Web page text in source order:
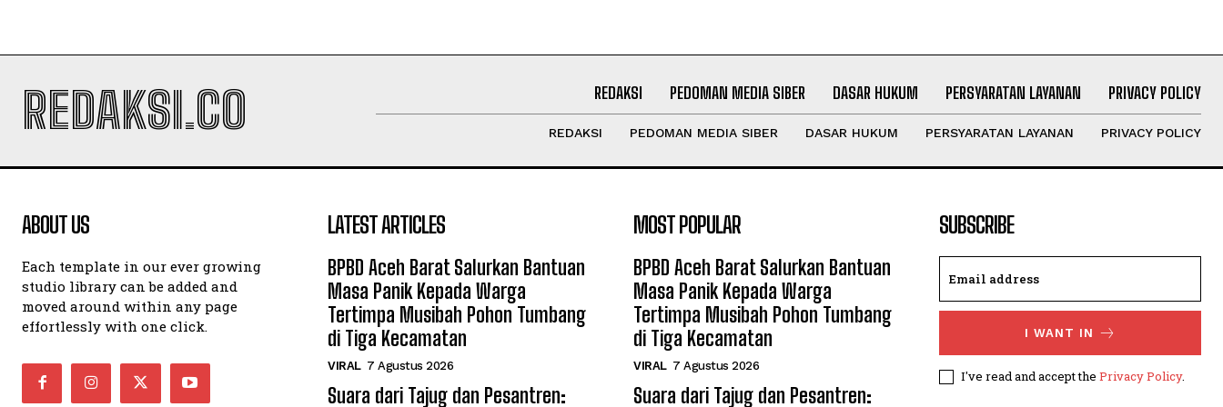
REDAKSI.CO REDAKSI PEDOMAN MEDIA SIBER DASAR HUKUM PERSYARATAN LAYANAN PRIVACY POLICY
REDAKSI PEDOMAN MEDIA SIBER DASAR HUKUM PERSYARATAN LAYANAN PRIVACY POLICY
ABOUT US
Each template in our ever growing
studio library can be added and
moved around within any page
effortlessly with one click.
LATEST ARTICLES
BPBD Aceh Barat Salurkan Bantuan
Masa Panik Kepada Warga
Tertimpa Musibah Pohon Tumbang
di Tiga Kecamatan
VIRAL 7 Agustus 2026
Suara dari Tajug dan Pesantren:
MOST POPULAR
BPBD Aceh Barat Salurkan Bantuan
Masa Panik Kepada Warga
Tertimpa Musibah Pohon Tumbang
di Tiga Kecamatan
VIRAL 7 Agustus 2026
Suara dari Tajug dan Pesantren:
SUBSCRIBE
I WANT IN
I've read and accept the Privacy Policy.